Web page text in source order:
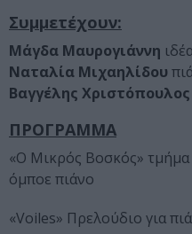
Συμμετέχουν:
Μάγδα Μαυρογιάννη
Ναταλία Μιχαηλίδου
Βαγγέλης Χριστόπουλος
ΠΡΟΓΡΑΜΜΑ
«Ο Μικρός Βοσκός»
όμποε πιάνο
«Voiles» Πρελούδιο για